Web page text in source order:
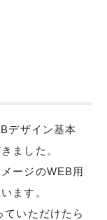
デザイン基本
ました。
ージのWEB用
ます。
いただけたら